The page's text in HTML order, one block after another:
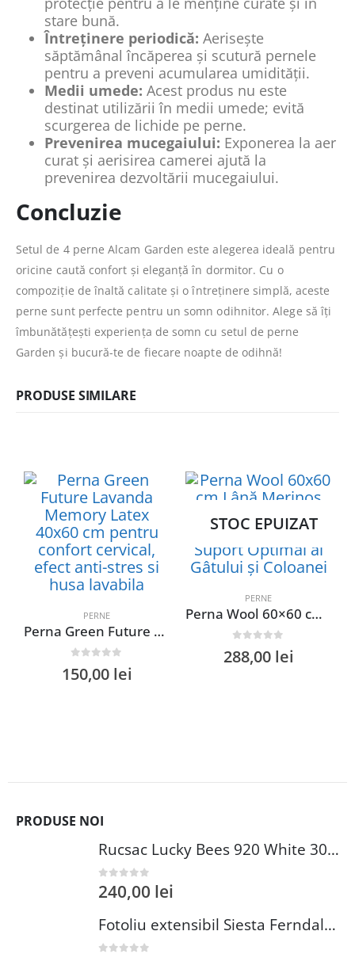
stare bună.
Întreținere periodică: Aerisește
săptămânal încăperea și scutură pernele
pentru a preveni acumularea umidității.
Medii umede: Acest produs nu este
destinat utilizării în medii umede; evită
scurgerea de lichide pe perne.
Prevenirea mucegaiului: Exponerea la aer
curat și aerisirea camerei ajută la
prevenirea dezvoltării mucegaiului.
Concluzie
Setul de 4 perne Alcam Garden este alegerea ideală pentru
oricine caută confort și eleganță în dormitor. Cu o
compoziție de înaltă calitate și o întreținere simplă, aceste
perne sunt perfecte pentru un somn odihnitor. Alege să îți
îmbunătățești experiența de somn cu setul de perne
Garden și bucură-te de fiecare noapte de odihnă!
PRODUSE SIMILARE
PERNE
Perna Green Future Lavanda Memory Latex 40×60 cm pentru confort cervical, efect anti-stres si husa lavabila
150,00 lei
STOC EPUIZAT
PERNE
Perna Wool 60×60 cm Lână Merinos cu Țesătură de Bambus pentru Suport Optimal al Gâtului și Coloanei
288,00 lei
PRODUSE NOI
Rucsac Lucky Bees 920 White 30x13x32 cm piele ecologică albă
0out of 5
240,00 lei
Fotoliu extensibil Siesta Ferndale Bean Bag roz 55-180 cm poliester impermeabil 200 kg